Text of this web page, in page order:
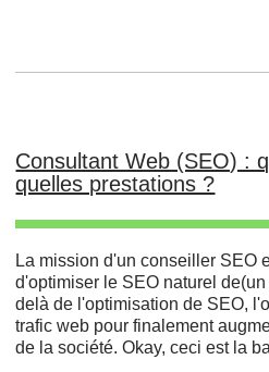
Consultant Web (SEO) :
quelles prestations ?
La mission d'un conseiller SEO
d'optimiser le SEO naturel
delà de l'optimisation de SEO,
trafic web pour finalement
de la société. Okay, ceci est la